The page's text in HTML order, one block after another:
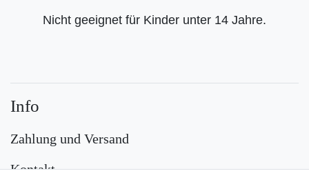
Nicht geeignet für Kinder unter 14 Jahre.
Info
Zahlung und Versand
Kontakt